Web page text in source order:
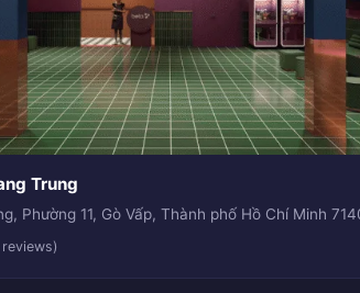
Trung
Phường 11, Gò Vấp, Thành phố Hồ Chí Minh